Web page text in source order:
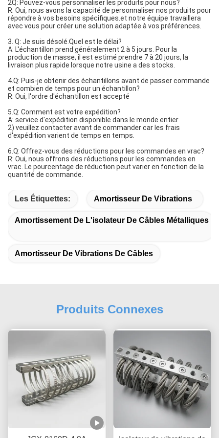
2Q: Pouvez-vous personnaliser les produits pour nous?
R: Oui, nous avons la capacité de personnaliser nos produits pour
répondre à vos besoins spécifiques.et notre équipe travaillera
avec vous pour créer une solution adaptée à vos préférences.
3. Q: Je suis désolé. Quel est le délai?
A: L'échantillon prend généralement 2 à 5 jours. Pour la
production de masse, il est estimé prendre 7 à 20 jours, la
livraison plus rapide lorsque notre usine a des stocks.
4.Q: Puis-je obtenir des échantillons avant de passer commande
et combien de temps pour un échantillon?
R: Oui, l'ordre d'échantillon est accepté
5.Q: Comment est votre expédition?
A: service d'expédition disponible dans le monde entier
2) veuillez contacter avant de commander car les frais
d'expédition varient de temps en temps.
6.Q: Offrez-vous des réductions pour les commandes en vrac?
R: Oui, nous offrons des réductions pour les commandes en
vrac. Le pourcentage de réduction peut varier en fonction de la
quantité de commande.
Les Étiquettes: Amortisseur De Vibrations
Amortissement De L'isolateur De Câbles Métalliques
Amortisseur De Vibrations De Câbles
Produits Connexes